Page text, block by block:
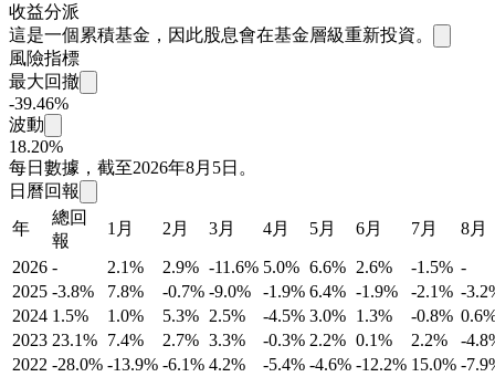
收益分派
這是一個累積基金，因此股息會在基金層級重新投資。
風險指標
最大回撤
-39.46%
波動
18.20%
每日數據，截至2026年8月5日。
日曆回報
年
總回
報
1月 2月 3月 4月 5月 6月 7月 8月
2026 - 2.1% 2.9% -11.6% 5.0% 6.6% 2.6% -1.5% -
2025 -3.8% 7.8% -0.7% -9.0% -1.9% 6.4% -1.9% -2.1% -
2024 1.5% 1.0% 5.3% 2.5% -4.5% 3.0% 1.3% -0.8%
2023 23.1% 7.4% 2.7% 3.3% -0.3% 2.2% 0.1% 2.2%
-
2022 -28.0% -13.9% -6.1% 4.2% -5.4% -4.6% -12.2% 15.0% -